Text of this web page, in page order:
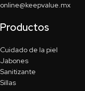
online@keepvalue.mx
Productos
Cuidado de la piel
Jabones
Sanitizante
Sillas